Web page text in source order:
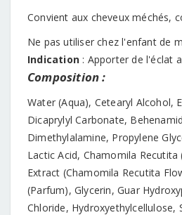
Convient aux cheveux méchés,
Ne pas utiliser chez l'enfant de
Indication : Apporter de l'éclat
Composition :
Water (Aqua), Cetearyl Alcohol,
Dicaprylyl Carbonate,
Dimethylalamine, Propylene
Lactic Acid, Chamomila
Extract (Chamomila Recutita
(Parfum), Glycerin, Guar
Chloride, Hydroxyethylcellulose,